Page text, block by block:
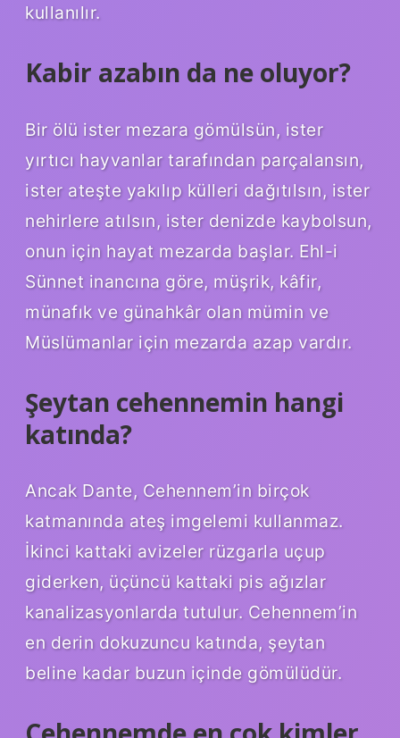
kullanılır.
Kabir azabın da ne oluyor?
Bir ölü ister mezara gömülsün, ister
yırtıcı hayvanlar tarafından parçalansın,
ister ateşte yakılıp külleri dağıtılsın, ister
nehirlere atılsın, ister denizde kaybolsun,
onun için hayat mezarda başlar. Ehl-i
Sünnet inancına göre, müşrik, kâfir,
münafık ve günahkâr olan mümin ve
Müslümanlar için mezarda azap vardır.
Şeytan cehennemin hangi
katında?
Ancak Dante, Cehennem’in birçok
katmanında ateş imgelemi kullanmaz.
İkinci kattaki avizeler rüzgarla uçup
giderken, üçüncü kattaki pis ağızlar
kanalizasyonlarda tutulur. Cehennem’in
en derin dokuzuncu katında, şeytan
beline kadar buzun içinde gömülüdür.